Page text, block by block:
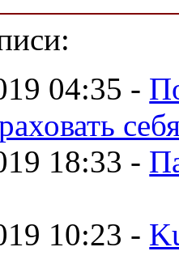
04:35 -
18:33 -
10:23 -